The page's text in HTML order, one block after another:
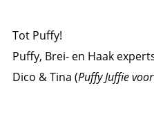
Tot Puffy!
Puffy, Brei- en Haak
Dico & Tina (Puffy Juffie